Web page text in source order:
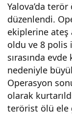
Yalova’da
düzenlendi.
ekiplerine ateş
oldu ve 8 polis
sırasında
nedeniyle
Operasyon
olarak
terörist ölü ele
nen
terö
örg